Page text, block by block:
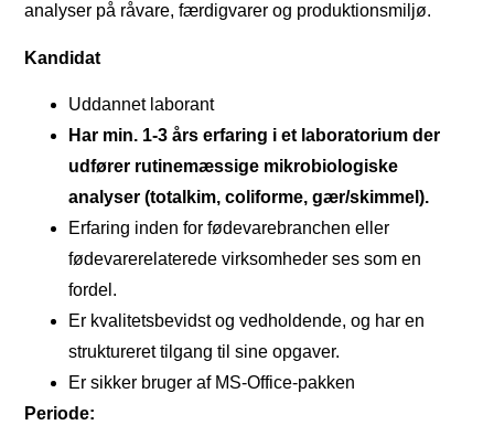
analyser på råvare, færdigvarer og produktionsmiljø.
Kandidat
Uddannet laborant
Har min. 1-3 års erfaring i et laboratorium der
udfører rutinemæssige mikrobiologiske
analyser (totalkim, coliforme, gær/skimmel).
Erfaring inden for fødevarebranchen eller
fødevarerelaterede virksomheder ses som en
fordel.
Er kvalitetsbevidst og vedholdende, og har en
struktureret tilgang til sine opgaver.
Er sikker bruger af MS-Office-pakken
Periode: